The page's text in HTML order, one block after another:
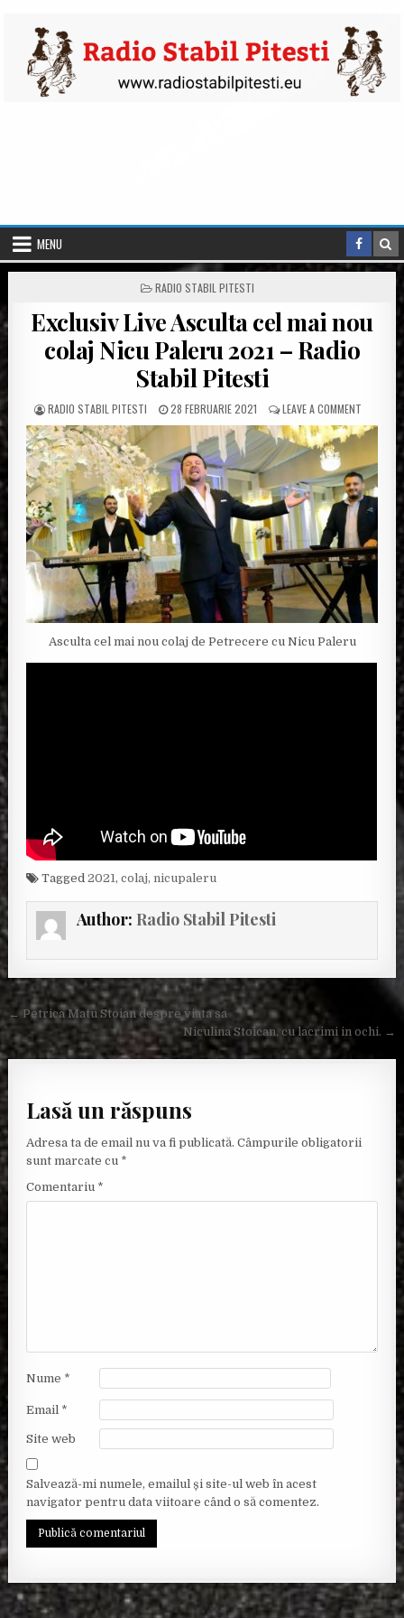
MENU
POSTED IN
RADIO STABIL PITESTI
Exclusiv Live Asculta cel mai nou
colaj Nicu Paleru 2021 – Radio
Stabil Pitesti
POSTED BY
RADIO STABIL PITESTI POSTED ON
28 FEBRUARIE 2021 LEAVE A COMMENTON
Asculta cel mai nou colaj de Petrecere cu Nicu Paleru
Tagged2021,colaj,nicupaleru
Author: Radio Stabil Pitesti
Navigare în articole
← Petrica Matu Stoian despre viata sa
Niculina Stoican, cu lacrimi in ochi. →
Lasă un răspuns
Adresa ta de email nu va fi publicată. Câmpurile obligatorii
sunt marcate cu *
Comentariu *
Nume *
Email *
Site web
Salvează-mi numele, emailul și site-ul web în acest
navigator pentru data viitoare când o să comentez.